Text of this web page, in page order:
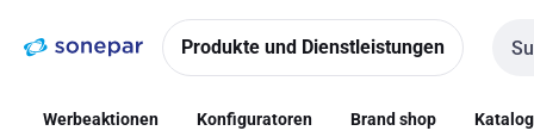
NavigationInhalt
Produkte und Dienstleistungen
Werbeaktionen Konfiguratoren Brand shop